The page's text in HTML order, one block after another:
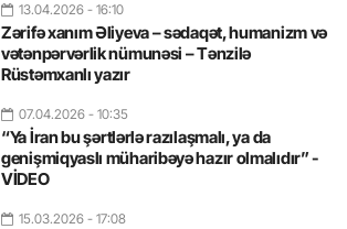
13.04.2026 - 16:10
Zərifə xanım Əliyeva – sədaqət, humanizm və
vətənpərvərlik nümunəsi – Tənzilə
Rüstəmxanlı yazır
07.04.2026 - 10:35
“Ya İran bu şərtlərlə razılaşmalı, ya da
genişmiqyaslı müharibəyə hazır olmalıdır” -
VİDEO
15.03.2026 - 17:08